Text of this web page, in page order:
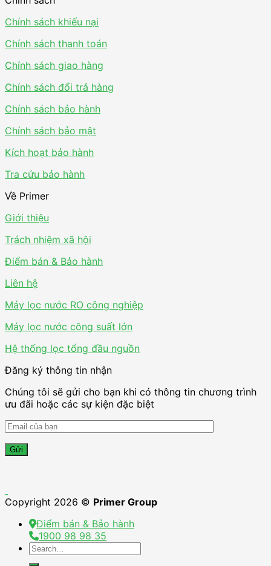
Chính sách khiếu nại
Chính sách thanh toán
Chính sách giao hàng
Chính sách đổi trả hàng
Chính sách bảo hành
Chính sách bảo mật
Kích hoạt bảo hành
Tra cứu bảo hành
Về Primer
Giới thiệu
Trách nhiệm xã hội
Điểm bán & Bảo hành
Liên hệ
Máy lọc nước RO công nghiệp
Máy lọc nước công suất lớn
Hệ thống lọc tổng đầu nguồn
Đăng ký thông tin nhận
Chúng tôi sẽ gửi cho bạn khi có thông tin chương trình
ưu đãi hoặc các sự kiện đặc biệt
Copyright 2026 © Primer Group
Điểm bán & Bảo hành
1900 98 98 35
Search
for: